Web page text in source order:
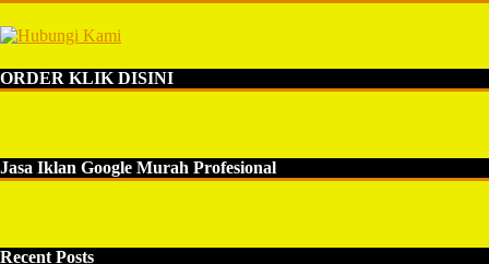
ORDER KLIK DISINI
Jasa Iklan Google Murah Profesional
Recent Posts